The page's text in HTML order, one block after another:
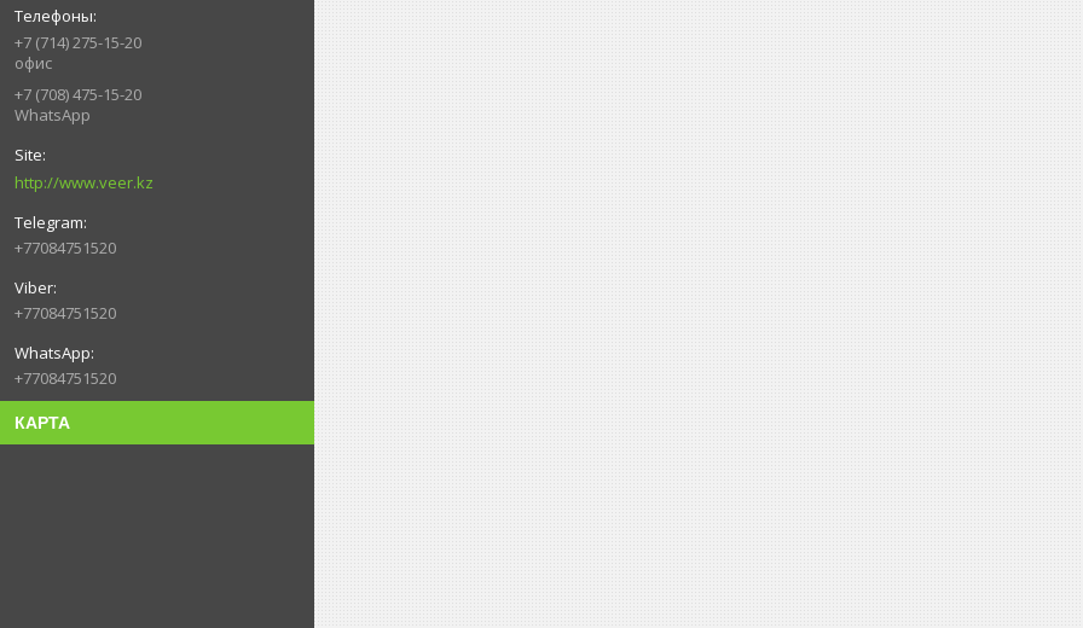
+7 (714) 275-15-20
офис
+7 (708) 475-15-20
WhatsApp
http://www.veer.kz
+77084751520
+77084751520
+77084751520
КАРТА